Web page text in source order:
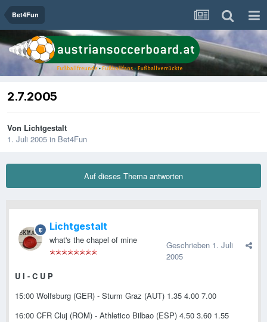
Bet4Fun
2.7.2005
Von Lichtgestalt
1. Juli 2005 in Bet4Fun
Auf dieses Thema antworten
Lichtgestalt
what's the chapel of mine Geschrieben 1. Juli
2005
U I - C U P
15:00 Wolfsburg (GER) - Sturm Graz (AUT) 1.35 4.00 7.00
16:00 CFR Cluj (ROM) - Athletico Bilbao (ESP) 4.50 3.60 1.55